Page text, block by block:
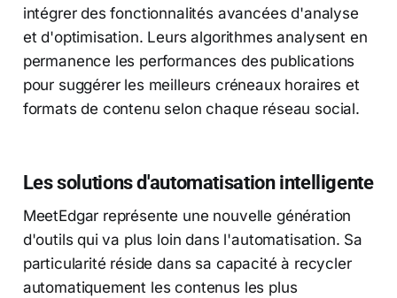
intégrer des fonctionnalités avancées d'analyse
et d'optimisation. Leurs algorithmes analysent en
permanence les performances des publications
pour suggérer les meilleurs créneaux horaires et
formats de contenu selon chaque réseau social.
Les solutions d'automatisation intelligente
MeetEdgar représente une nouvelle génération
d'outils qui va plus loin dans l'automatisation. Sa
particularité réside dans sa capacité à recycler
automatiquement les contenus les plus